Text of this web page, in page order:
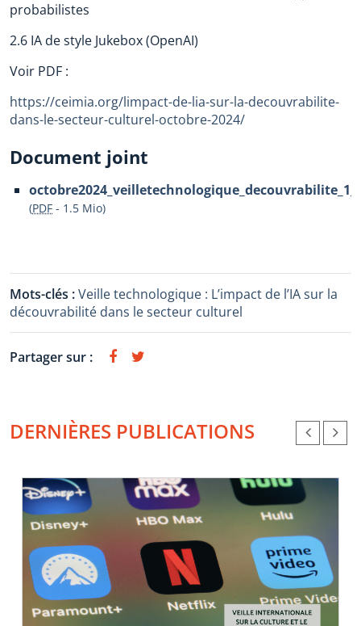
probabilistes
2.6 IA de style Jukebox (OpenAI)
Voir PDF :
https://ceimia.org/limpact-de-lia-sur-la-decouvrabilite-
dans-le-secteur-culturel-octobre-2024/
Document joint
(PDF - 1.5 Mio)
Mots-clés :Veille technologique : L’impact de l’IA sur la
découvrabilité dans le secteur culturel
Partager sur :
DERNIÈRES PUBLICATIONS